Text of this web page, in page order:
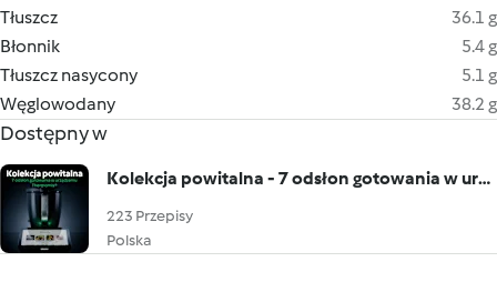
Tłuszcz
36.1 g
Błonnik
5.4 g
Tłuszcz nasycony
5.1 g
Węglowodany
38.2 g
Dostępny w
Kolekcja powitalna - 7 odsłon gotowania w urządzeniu Thermomix®
223 Przepisy
Polska